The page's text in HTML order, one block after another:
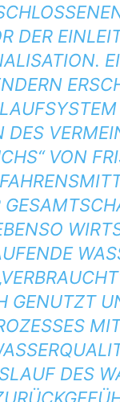
DER
DES
VON
GENUTZT
DES